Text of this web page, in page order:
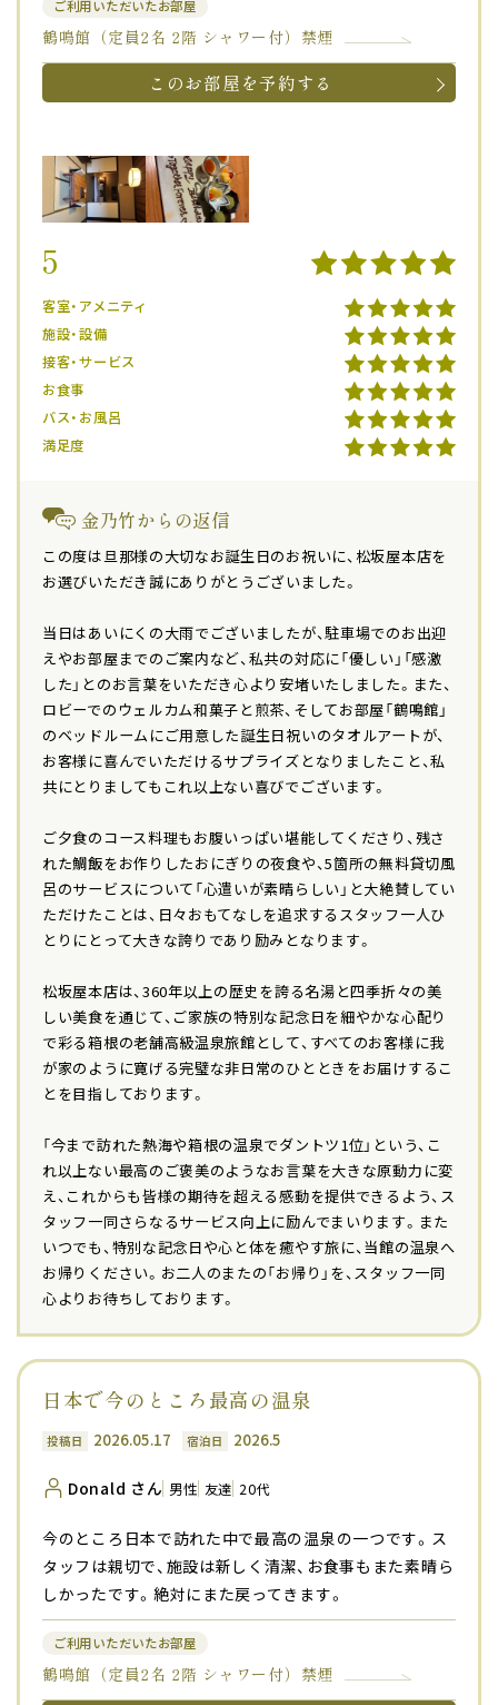
ご利用いただいたお部屋
鶴鳴館（定員2名 2階 シャワー付）禁煙
このお部屋を予約する
5
客室・アメニティ
施設・設備
接客・サービス
お食事
バス・お風呂
満足度
金乃竹からの返信
この度は旦那様の大切なお誕生日のお祝いに、松坂屋本店を
お選びいただき誠にありがとうございました。
当日はあいにくの大雨でございましたが、駐車場でのお出迎
えやお部屋までのご案内など、私共の対応に「優しい」「感激
した」とのお言葉をいただき心より安堵いたしました。また、
ロビーでのウェルカム和菓子と煎茶、そしてお部屋「鶴鳴館」
のベッドルームにご用意した誕生日祝いのタオルアートが、
お客様に喜んでいただけるサプライズとなりましたこと、私
共にとりましてもこれ以上ない喜びでございます。
ご夕食のコース料理もお腹いっぱい堪能してくださり、残さ
れた鯛飯をお作りしたおにぎりの夜食や、5箇所の無料貸切風
呂のサービスについて「心遣いが素晴らしい」と大絶賛してい
ただけたことは、日々おもてなしを追求するスタッフ一人ひ
とりにとって大きな誇りであり励みとなります。
松坂屋本店は、360年以上の歴史を誇る名湯と四季折々の美
しい美食を通じて、ご家族の特別な記念日を細やかな心配り
で彩る箱根の老舗高級温泉旅館として、すべてのお客様に我
が家のように寛げる完璧な非日常のひとときをお届けするこ
とを目指しております。
「今まで訪れた熱海や箱根の温泉でダントツ1位」という、こ
れ以上ない最高のご褒美のようなお言葉を大きな原動力に変
え、これからも皆様の期待を超える感動を提供できるよう、ス
タッフ一同さらなるサービス向上に励んでまいります。また
いつでも、特別な記念日や心と体を癒やす旅に、当館の温泉へ
お帰りください。お二人のまたの「お帰り」を、スタッフ一同
心よりお待ちしております。
日本で今のところ最高の温泉
投稿日 2026.05.17 宿泊日 2026.5
Donald さん 男性 友達 20代
今のところ日本で訪れた中で最高の温泉の一つです。ス
タッフは親切で、施設は新しく清潔、お食事もまた素晴ら
しかったです。絶対にまた戻ってきます。
ご利用いただいたお部屋
鶴鳴館（定員2名 2階 シャワー付）禁煙